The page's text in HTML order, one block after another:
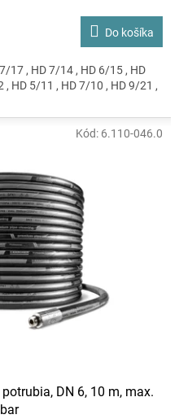
Do košíka
17 , HD 7/14 , HD 6/15 , HD
HD 5/11 , HD 7/10 , HD 9/21 ,
DN 6, 10 m, max.
Kód: 6.110-046.0